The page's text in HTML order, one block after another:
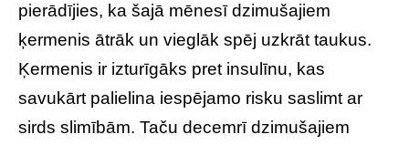
pierādījies, ka šajā mēnesī dzimušajiem
ķermenis ātrāk un vieglāk spēj uzkrāt taukus.
Ķermenis ir izturīgāks pret insulīnu, kas
savukārt palielina iespējamo risku saslimt ar
sirds slimībām. Taču decemrī dzimušajiem